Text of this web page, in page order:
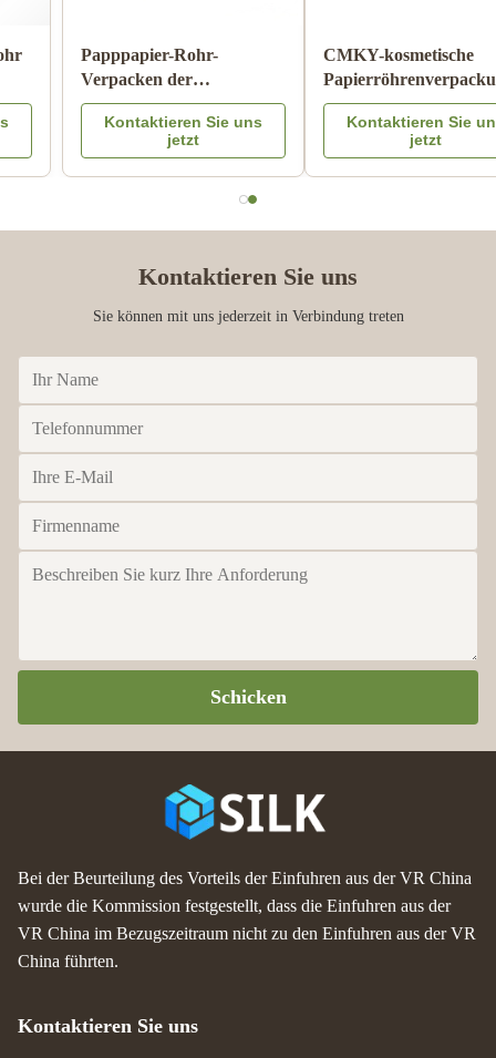
Zylinder-Wellpappe-Rohr
Pantone, das
kindersicheren Matte
Lamination druckt
Kontaktieren Sie uns
Papppapier-Rohr-
Verpacken der
Lebensmittel mit Farbe
Logo Embossed des
Metalldeckel-CMYK
Kontaktieren Sie uns
Kontaktieren Sie uns
Sie können mit uns jederzeit in Verbindung treten
Schicken
Bei der Beurteilung des Vorteils der Einfuhren aus der VR China
wurde die Kommission festgestellt, dass die Einfuhren aus der
VR China im Bezugszeitraum nicht zu den Einfuhren aus der VR
China führten.
Kontaktieren Sie uns